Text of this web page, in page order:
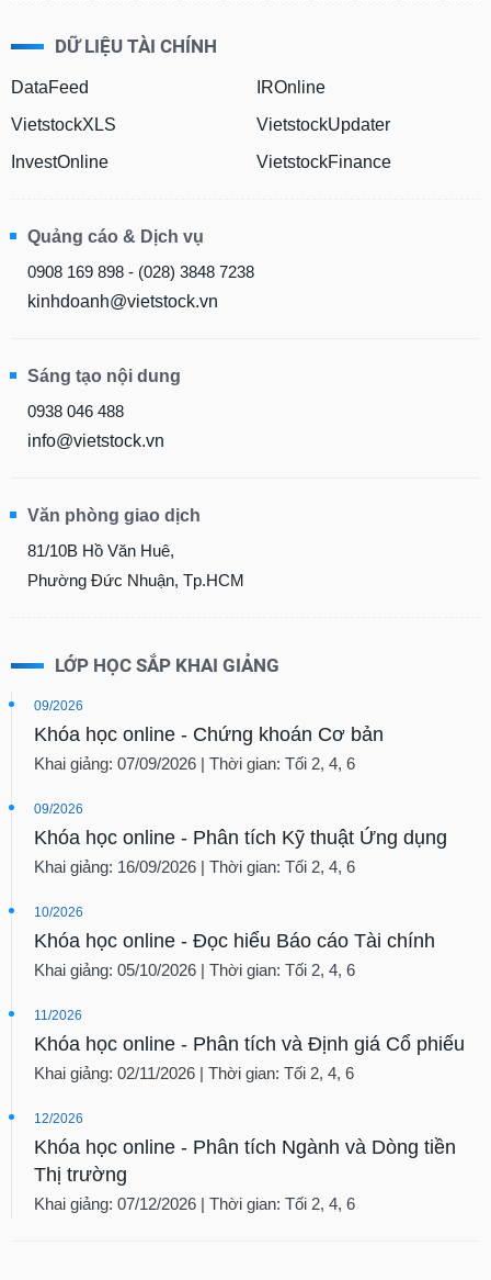
DỮ LIỆU TÀI CHÍNH
DataFeed
VietstockXLS
InvestOnline
IROnline
VietstockUpdater
VietstockFinance
Quảng cáo & Dịch vụ
0908 169 898 - (028) 3848 7238
kinhdoanh@vietstock.vn
Sáng tạo nội dung
0938 046 488
info@vietstock.vn
Văn phòng giao dịch
81/10B Hồ Văn Huê,
Phường Đức Nhuận, Tp.HCM
LỚP HỌC SẮP KHAI GIẢNG
09/2026
Khóa học online - Chứng khoán Cơ bản
Khai giảng: 07/09/2026 | Thời gian: Tối 2, 4, 6
09/2026
Khóa học online - Phân tích Kỹ thuật Ứng dụng
Khai giảng: 16/09/2026 | Thời gian: Tối 2, 4, 6
10/2026
Khóa học online - Đọc hiểu Báo cáo Tài chính
Khai giảng: 05/10/2026 | Thời gian: Tối 2, 4, 6
11/2026
Khóa học online - Phân tích và Định giá Cổ phiếu
Khai giảng: 02/11/2026 | Thời gian: Tối 2, 4, 6
12/2026
Khóa học online - Phân tích Ngành và Dòng tiền
Thị trường
Khai giảng: 07/12/2026 | Thời gian: Tối 2, 4, 6